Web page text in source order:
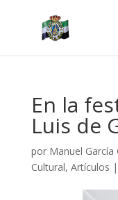
En la
Luis de
por Manuel García
Cultural, Artículos |